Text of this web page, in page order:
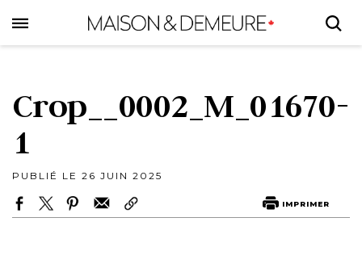
to
main
Crop__0002_M_01670-
1
PUBLIÉ LE 26 JUIN 2025
IMPRIMER